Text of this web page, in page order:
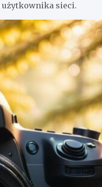
użytkownika sieci.